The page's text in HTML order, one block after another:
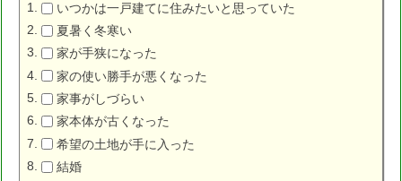
いつかは一戸建てに住みたいと思っていた
夏暑く冬寒い
家が手狭になった
家の使い勝手が悪くなった
家事がしづらい
家本体が古くなった
希望の土地が手に入った
結婚